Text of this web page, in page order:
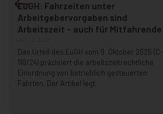
EuGH: Fahrzeiten unter
Arbeitgebervorgaben sind
Arbeitszeit – auch für Mitfahrende
Das Urteil des EuGH vom 9. Oktober 2025 (C-
110/24) präzisiert die arbeitszeitrechtliche
Einordnung von betrieblich gesteuerten
Fahrten. Der Artikel legt